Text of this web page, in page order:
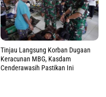
Tinjau Langsung Korban Dugaan
Keracunan MBG, Kasdam
Cenderawasih Pastikan Ini